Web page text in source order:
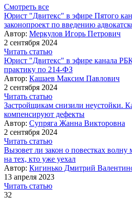
Смотреть все
Юрист "Двитекс" в эфире Пятого
законопроект по введению
Автор: Меркулов Игорь Петрович
2 сентября 2024
Читать статью
Юрист "Двитекс" в эфире канала
практику по 214-ФЗ
Автор: Кашаев Максим Павлович
2 сентября 2024
Читать статью
Застройщикам снизили неустойки.
компенсируют дефекты
Автор: Супряга Жанна Викторовна
2 сентября 2024
Читать статью
Вызовет ли закон о повестках
на тех, кто уже уехал
Автор: Кигинько Дмитрий
13 апреля 2023
Читать статью
32